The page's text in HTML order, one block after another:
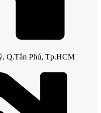
Q.Tân Phú, Tp.HCM